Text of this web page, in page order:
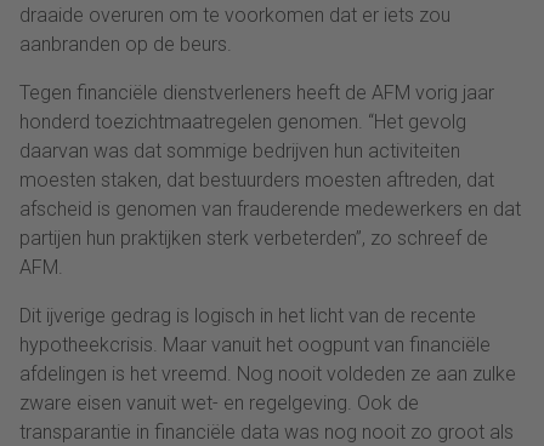
draaide overuren om te voorkomen dat er iets zou
aanbranden op de beurs.
Tegen financiële dienstverleners heeft de AFM vorig jaar
honderd toezichtmaatregelen genomen. “Het gevolg
daarvan was dat sommige bedrijven hun activiteiten
moesten staken, dat bestuurders moesten aftreden, dat
afscheid is genomen van frauderende medewerkers en dat
partijen hun praktijken sterk verbeterden”, zo schreef de
AFM.
Dit ijverige gedrag is logisch in het licht van de recente
hypotheekcrisis. Maar vanuit het oogpunt van financiële
afdelingen is het vreemd. Nog nooit voldeden ze aan zulke
zware eisen vanuit wet- en regelgeving. Ook de
transparantie in financiële data was nog nooit zo groot als